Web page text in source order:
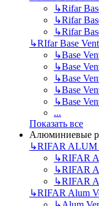
↳Rifar
↳Rifar
↳Rifar
↳RIfar Base
↳Base
↳Base
↳Base
↳Base
↳Base
...
Показать все
Алюминиевые
↳RIFAR ALUM
↳RIFAR
↳RIFAR
↳RIFAR
↳RIFAR Alum